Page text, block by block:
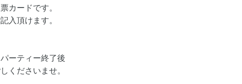
カードです。
入頂けます。
ーティー終了後
くださいませ。